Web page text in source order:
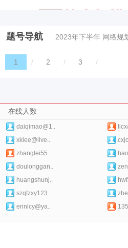
题号导航 2023年下半年 网络规
1 / 2 / 3 /
在线人数
daiqimao@1..
xklee@live..
zhanglei55..
doulonggan..
huangshunj..
szqfzxy123..
erinlcy@ya..